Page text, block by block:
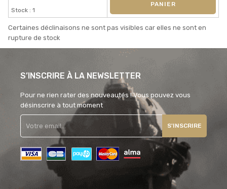
Stock : 1
PANIER
Certaines déclinaisons ne sont pas visibles car elles ne sont en
rupture de stock
S’INSCRIRE À LA NEWSLETTER
Pour ne rien rater des nouveautés ! Vous pouvez vous
désinscrire à tout moment
S'INSCRIRE